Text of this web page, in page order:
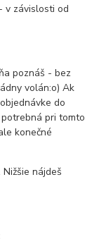
v závislosti od
poznáš - bez
volán:o) Ak
do
pri tomto
konečné
nájdeš